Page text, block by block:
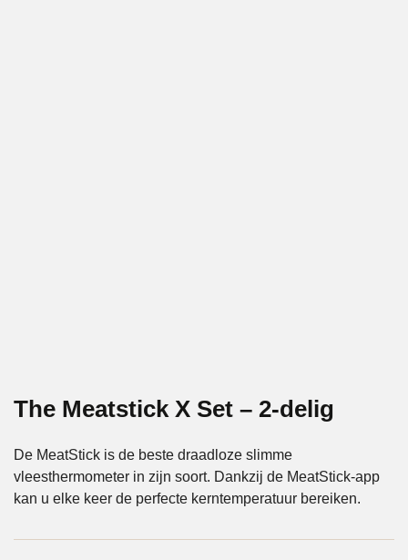
The Meatstick X Set – 2-delig
De MeatStick is de beste draadloze slimme
vleesthermometer in zijn soort. Dankzij de MeatStick-app
kan u elke keer de perfecte kerntemperatuur bereiken.